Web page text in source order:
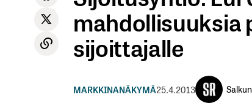
mahdollisuuksia
sijoittajalle
MARKKINANÄKYMÄ25.4.2013